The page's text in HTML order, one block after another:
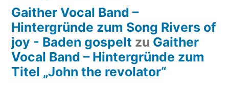
Gaither Vocal Band –
Hintergründe zum Song Rivers of
joy - Baden gospelt zu Gaither
Vocal Band – Hintergründe zum
Titel „John the revolator“